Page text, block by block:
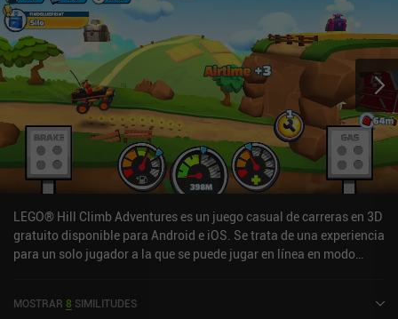
LEGO® Hill Climb Adventures es un juego casual de carreras en 3D
gratuito disponible para Android e iOS. Se trata de una experiencia
para un solo jugador a la que se puede jugar en línea en modo
Google Play y de 4,5 sobre 5,0 en la App Store de iOS.
MOSTRAR 8 SIMILITUDES